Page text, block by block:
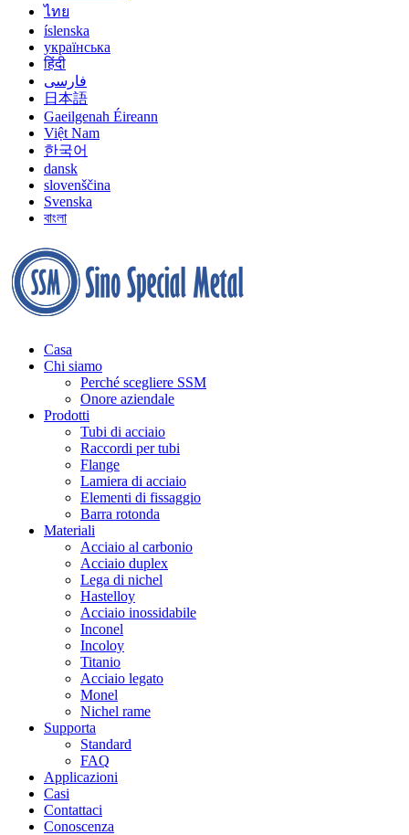
ไทย
íslenska
українська
हिंदी
فارسی
日本語
Gaeilgenah Éireann
Việt Nam
한국어
dansk
slovenščina
Svenska
বাংলা
Casa
Chi siamo
Perché scegliere SSM
Onore aziendale
Prodotti
Tubi di acciaio
Raccordi per tubi
Flange
Lamiera di acciaio
Elementi di fissaggio
Barra rotonda
Materiali
Acciaio al carbonio
Acciaio duplex
Lega di nichel
Hastelloy
Acciaio inossidabile
Inconel
Incoloy
Titanio
Acciaio legato
Monel
Nichel rame
Supporta
Standard
FAQ
Applicazioni
Casi
Contattaci
Conoscenza